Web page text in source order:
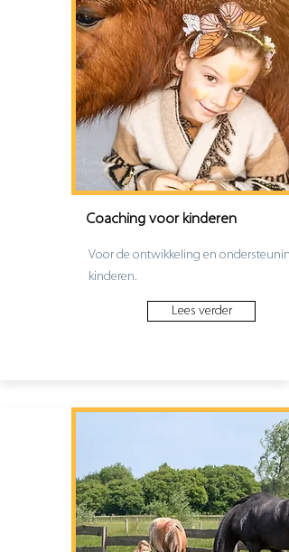
Coaching voor kinderen
Voor de ontwikkeling en
kinderen.
Lees verder